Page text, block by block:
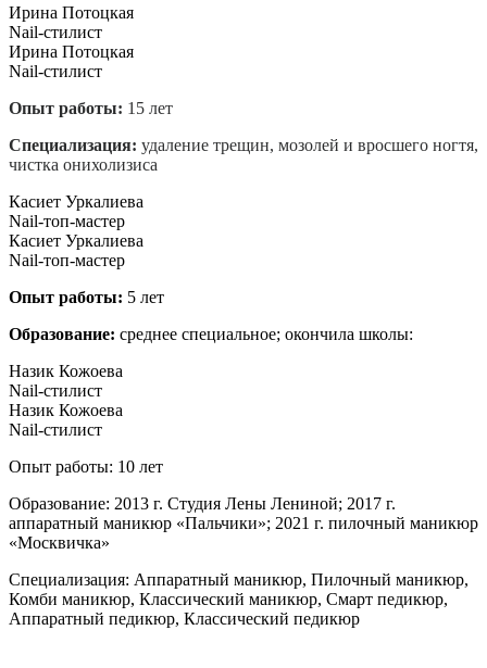
Ирина Потоцкая
Nail-стилист
Ирина Потоцкая
Nail-стилист
Опыт работы: 15 лет
Специализация: удаление трещин, мозолей и вросшего ногтя,
чистка онихолизиса
Касиет Уркалиева
Nail-топ-мастер
Касиет Уркалиева
Nail-топ-мастер
Опыт работы: 5 лет
Образование: среднее специальное; окончила школы:
Назик Кожоева
Nail-стилист
Назик Кожоева
Nail-стилист
Опыт работы: 10 лет
Образование: 2013 г. Студия Лены Лениной; 2017 г.
аппаратный маникюр «Пальчики»; 2021 г. пилочный маникюр
«Москвичка»
Специализация: Аппаратный маникюр, Пилочный маникюр,
Комби маникюр, Классический маникюр, Смарт педикюр,
Аппаратный педикюр, Классический педикюр